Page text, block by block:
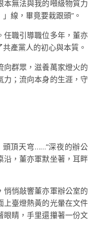
本無法與我的噸級物質力
線，畢竟要栽跟頭”。
職引導職位多年，董亦
產黨人的初心與本質。
向群眾，滋養萬家燈火的
力；流向本身的生涯，守
頭頂天穹……”深夜的辦公
沿，董亦軍默坐著，耳畔
悄敲響董亦軍辦公室的
上臺燈熱黃的光暈在文件
眼睛，手里還攥著一份文